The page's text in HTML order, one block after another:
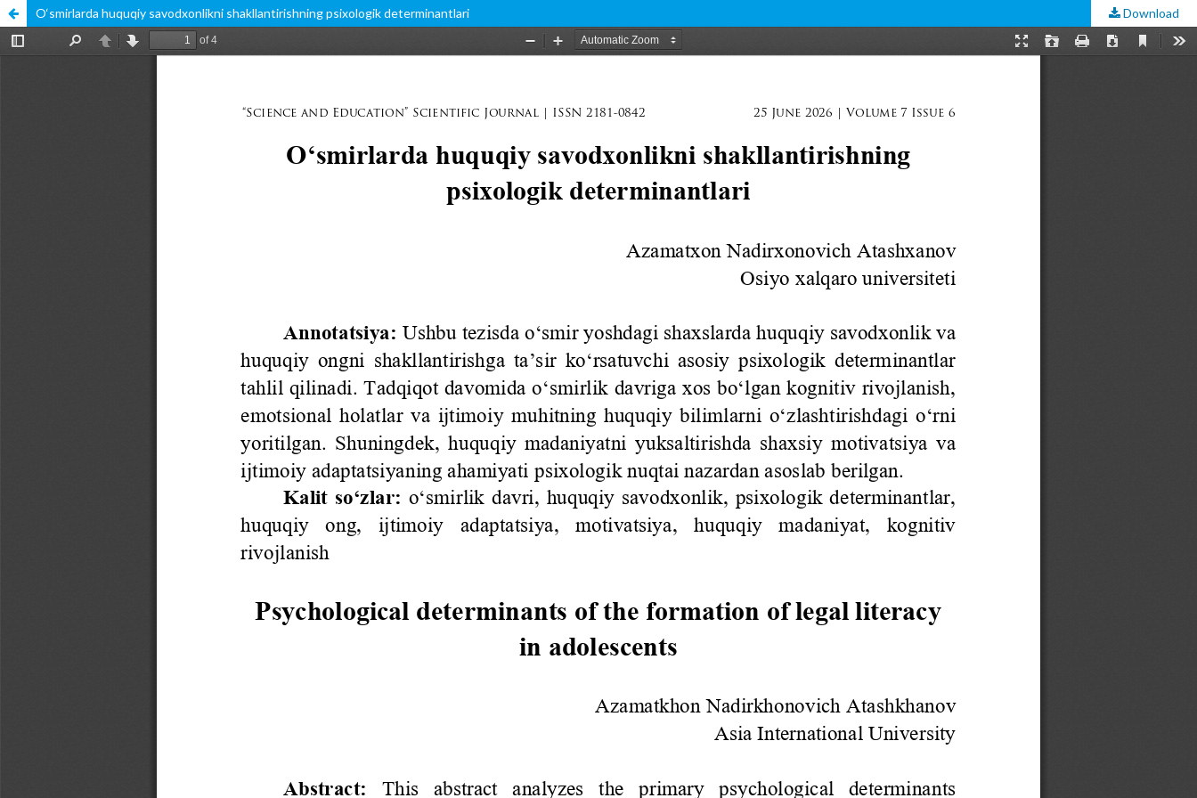
O‘smirlarda huquqiy savodxonlikni shakllantirishning psixologik determinantlari Download